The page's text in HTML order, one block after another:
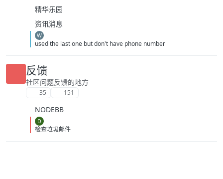
精华乐园
资讯消息
W
used the last one but don't have phone number
反馈
社区问题反馈的地方
35 151
NODEBB
D
检查垃圾邮件